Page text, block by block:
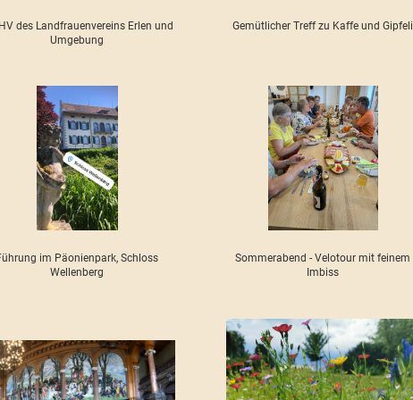
des Landfrauenvereins Erlen und
Umgebung
Gemütlicher Treff zu Kaffe und Gipfeli
im Päonienpark, Schloss
Wellenberg
Sommerabend - Velotour mit feinem
Imbiss